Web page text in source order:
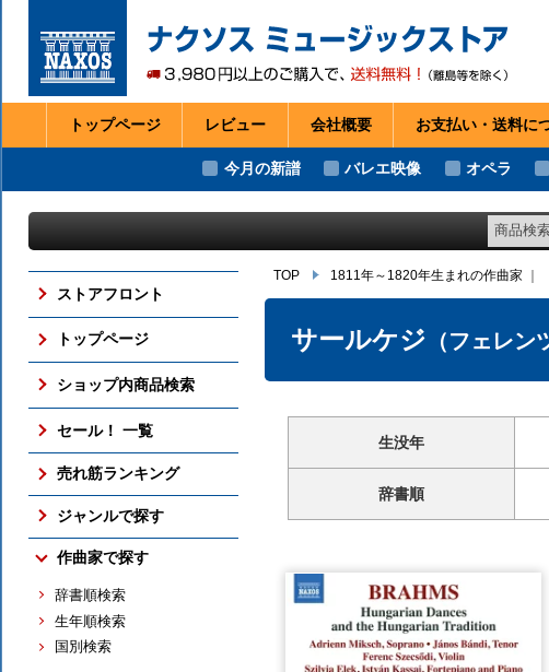
トップページ レビュー 会社概要 お支払い・送料に
今月の新譜 バレエ映像 オペラ
商品検
ストアフロント
トップページ
ショップ内商品検索
セール！ 一覧
売れ筋ランキング
売れ筋の新譜
売れ筋のCD
売れ筋の映像メディア
売れ筋の交響曲
売れ筋のバレエ（映像）
売れ筋のピアノ
ジャンルで探す
交響曲
協奏曲
室内楽曲
ピアノ曲
作曲家で探す
辞書順検索
生年順検索
国別検索
TOP 1811年～1820年生まれの作曲家 ｜
サールケジ （フェレン
生没年
辞書順